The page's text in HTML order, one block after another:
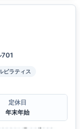
701
ピラティス
定休日
年末年始